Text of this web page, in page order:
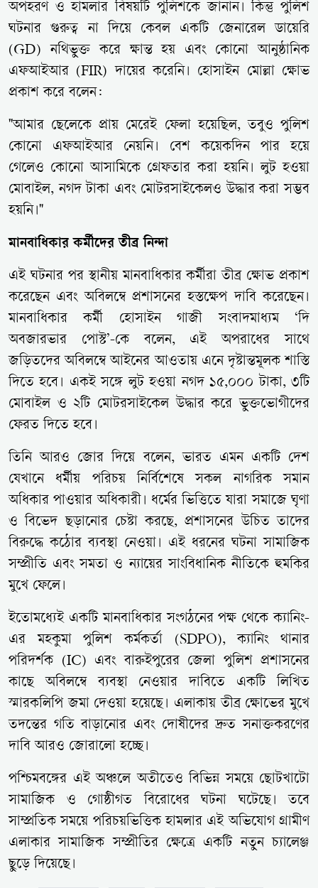
অপহরণ ও হামলার বিষয়টি পুলিশকে জানান। কিন্তু পুলিশ
ঘটনার গুরুত্ব না দিয়ে কেবল একটি জেনারেল ডায়েরি
(GD) নথিভুক্ত করে ক্ষান্ত হয় এবং কোনো আনুষ্ঠানিক
এফআইআর (FIR) দায়ের করেনি। হোসাইন মোল্লা ক্ষোভ
প্রকাশ করে বলেন:
"আমার ছেলেকে প্রায় মেরেই ফেলা হয়েছিল, তবুও পুলিশ
কোনো এফআইআর নেয়নি। বেশ কয়েকদিন পার হয়ে
গেলেও কোনো আসামিকে গ্রেফতার করা হয়নি। লুট হওয়া
মোবাইল, নগদ টাকা এবং মোটরসাইকেলও উদ্ধার করা সম্ভব
হয়নি।"
মানবাধিকার কর্মীদের তীব্র নিন্দা
এই ঘটনার পর স্থানীয় মানবাধিকার কর্মীরা তীব্র ক্ষোভ প্রকাশ
করেছেন এবং অবিলম্বে প্রশাসনের হস্তক্ষেপ দাবি করেছেন।
মানবাধিকার কর্মী হোসাইন গাজী সংবাদমাধ্যম ‘দি
অবজারভার পোস্ট’-কে বলেন, এই অপরাধের সাথে
জড়িতদের অবিলম্বে আইনের আওতায় এনে দৃষ্টান্তমূলক শাস্তি
দিতে হবে। একই সঙ্গে লুট হওয়া নগদ ১৫,০০০ টাকা, ৩টি
মোবাইল ও ২টি মোটরসাইকেল উদ্ধার করে ভুক্তভোগীদের
ফেরত দিতে হবে।
তিনি আরও জোর দিয়ে বলেন, ভারত এমন একটি দেশ
যেখানে ধর্মীয় পরিচয় নির্বিশেষে সকল নাগরিক সমান
অধিকার পাওয়ার অধিকারী। ধর্মের ভিত্তিতে যারা সমাজে ঘৃণা
ও বিভেদ ছড়ানোর চেষ্টা করছে, প্রশাসনের উচিত তাদের
বিরুদ্ধে কঠোর ব্যবস্থা নেওয়া। এই ধরনের ঘটনা সামাজিক
সম্প্রীতি এবং সমতা ও ন্যায়ের সাংবিধানিক নীতিকে হুমকির
মুখে ফেলে।
ইতোমধ্যেই একটি মানবাধিকার সংগঠনের পক্ষ থেকে ক্যানিং-
এর মহকুমা পুলিশ কর্মকর্তা (SDPO), ক্যানিং থানার
পরিদর্শক (IC) এবং বারুইপুরের জেলা পুলিশ প্রশাসনের
কাছে অবিলম্বে ব্যবস্থা নেওয়ার দাবিতে একটি লিখিত
স্মারকলিপি জমা দেওয়া হয়েছে। এলাকায় তীব্র ক্ষোভের মুখে
তদন্তের গতি বাড়ানোর এবং দোষীদের দ্রুত সনাক্তকরণের
দাবি আরও জোরালো হচ্ছে।
পশ্চিমবঙ্গের এই অঞ্চলে অতীতেও বিভিন্ন সময়ে ছোটখাটো
সামাজিক ও গোষ্ঠীগত বিরোধের ঘটনা ঘটেছে। তবে
সাম্প্রতিক সময়ে পরিচয়ভিত্তিক হামলার এই অভিযোগ গ্রামীণ
এলাকার সামাজিক সম্প্রীতির ক্ষেত্রে একটি নতুন চ্যালেঞ্জ
ছুড়ে দিয়েছে।